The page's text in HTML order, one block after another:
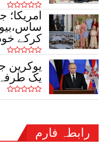
کرکے
یوکرین
یک طرفہ
رابطہ فارم